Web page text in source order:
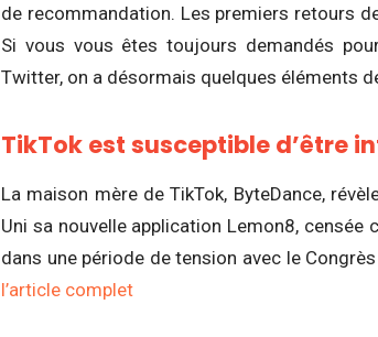
de recommandation. Les premiers retours
Si vous vous êtes toujours demandés
Twitter, on a désormais quelques éléments
TikTok est susceptible d’être
La maison mère de TikTok, ByteDance,
Uni sa nouvelle application Lemon8,
dans une période de tension avec le
l’article complet